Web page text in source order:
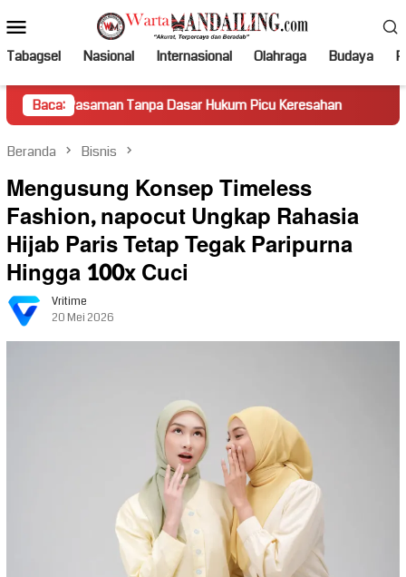
ke
kontenMobile
Tabagsel Nasional Internasional Olahraga Budaya
Baca:
Tanpa Dasar Hukum Picu Keresahan Truk Miring
Beranda Bisnis
Mengusung Konsep Timeless
Fashion, napocut Ungkap Rahasia
Hijab Paris Tetap Tegak Paripurna
Hingga 100x Cuci
Vritime
20 Mei 2026